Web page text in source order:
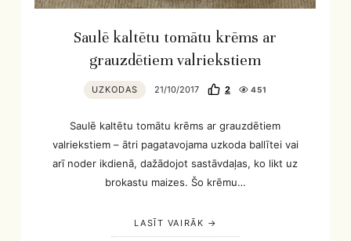
Saulē kaltētu tomātu krēms ar
grauzdētiem valriekstiem
UZKODAS 21/10/2017 2 451
Saulē kaltētu tomātu krēms ar grauzdētiem
valriekstiem – ātri pagatavojama uzkoda ballītei vai
arī noder ikdienā, dažādojot sastāvdaļas, ko likt uz
brokastu maizes. Šo krēmu…
LASĪT VAIRĀK